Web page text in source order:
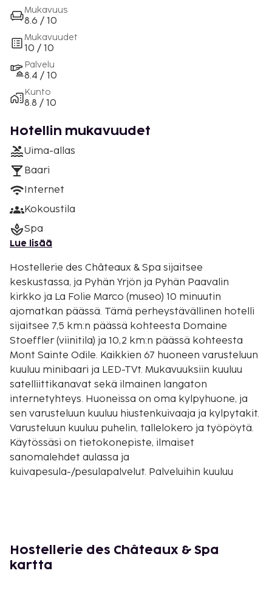
Mukavuus
8.6 / 10
Mukavuudet
10 / 10
Palvelu
8.4 / 10
Kunto
8.8 / 10
Hotellin mukavuudet
Uima-allas
Baari
Internet
Kokoustila
Spa
Lue lisää
Hostellerie des Châteaux & Spa sijaitsee
keskustassa, ja Pyhän Yrjön ja Pyhän Paavalin
kirkko ja La Folie Marco (museo) 10 minuutin
ajomatkan päässä. Tämä perheystävällinen hotelli
sijaitsee 7,5 km:n päässä kohteesta Domaine
Stoeffler (viinitila) ja 10,2 km:n päässä kohteesta
Mont Sainte Odile. Kaikkien 67 huoneen varusteluun
kuuluu minibaari ja LED-TVt. Mukavuuksiin kuuluu
satelliittikanavat sekä ilmainen langaton
internetyhteys. Huoneissa on oma kylpyhuone, ja
sen varusteluun kuuluu hiustenkuivaaja ja kylpytakit.
Varusteluun kuuluu puhelin, tallelokero ja työpöytä.
Käytössäsi on tietokonepiste, ilmaiset
sanomalehdet aulassa ja
kuivapesula-/pesulapalvelut. Palveluihin kuuluu
allasta sekä sauna. Tämän hotellin palveluihin kuuluu
ilmainen langaton internetyhteys, concierge-
Hostellerie des Châteaux & Spa
kartta